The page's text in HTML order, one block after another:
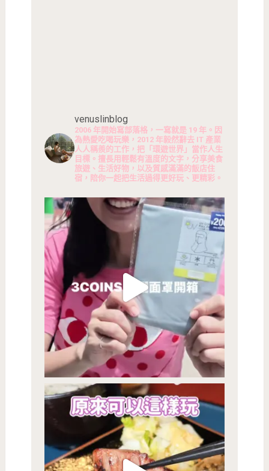
venuslinblog
2006 年開始寫部落格，一寫就是 19 年。因
為熱愛吃喝玩樂，2012 年毅然辭去 IT 產業
人人稱羨的工作，把「環遊世界」當作人生
目標。擅長用輕鬆有溫度的文字，分享美食
旅遊、生活好物，以及質感滿滿的飯店住
宿，陪你一起把生活過得更好玩、更精彩。